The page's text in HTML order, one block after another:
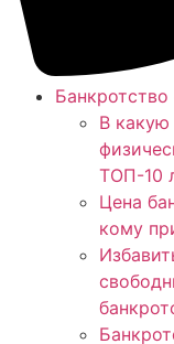
В какую
ТОП-10
Цена
кому